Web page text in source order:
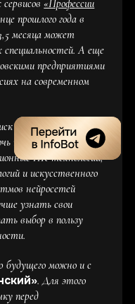
«Профессии
прошлого года в
месяца может
специальностей. А еще
предприятиями
на современном
работы, а
найти нужного
HR-технологии,
и искусственного
нейросетей
узнать свои
выбор в пользу
будущего можно и с
. Для этого
перед